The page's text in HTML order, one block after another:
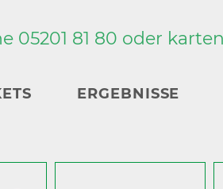
05201 81 80 oder
ERGEBNISSE